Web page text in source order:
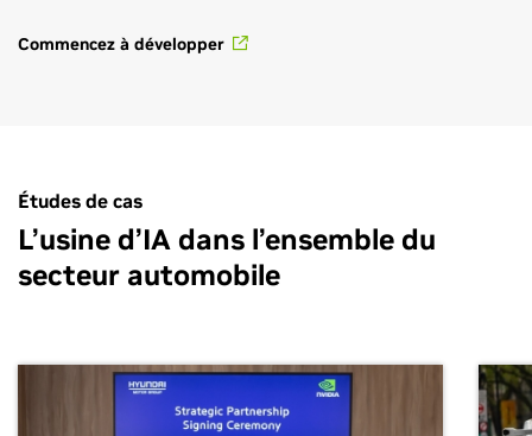
Commencez à développer
Études de cas
L’usine d’IA dans l’ensemble du
secteur automobile